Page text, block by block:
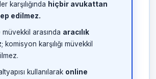
karşılığında hiçbir avukattan
edilmez.
arasında aracılık
; komisyon karşılığı müvekkil
kullanılarak online